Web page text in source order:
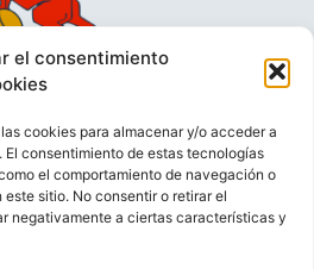
el consentimiento
cookies para almacenar y/o acceder a
consentimiento de estas tecnologías
el comportamiento de navegación o
sitio. No consentir o retirar el
negativamente a ciertas características y